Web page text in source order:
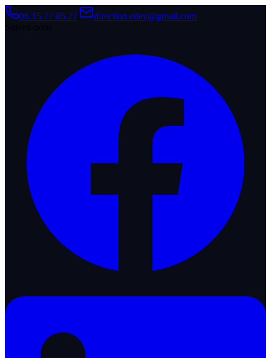
06.15.77.85.27
direction.edev@gmail.com